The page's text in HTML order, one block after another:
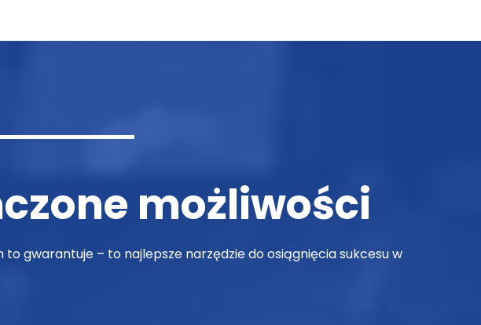
możliwości
gwarantuje – to najlepsze narzędzie do osiągnięcia sukcesu w